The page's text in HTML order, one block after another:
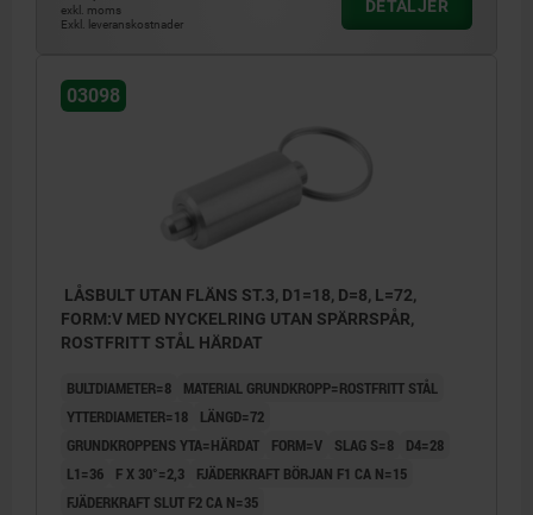
exkl. moms
Exkl. leveranskostnader
DETALJER
03098
LÅSBULT UTAN FLÄNS ST.3, D1=18, D=8, L=72,
FORM:V MED NYCKELRING UTAN SPÄRRSPÅR,
ROSTFRITT STÅL HÄRDAT
BULTDIAMETER=8
MATERIAL GRUNDKROPP=ROSTFRITT STÅL
YTTERDIAMETER=18
LÄNGD=72
GRUNDKROPPENS YTA=HÄRDAT
FORM=V SLAG S=8
D4=28
L1=36
F X 30°=2,3
FJÄDERKRAFT BÖRJAN F1 CA N=15
FJÄDERKRAFT SLUT F2 CA N=35